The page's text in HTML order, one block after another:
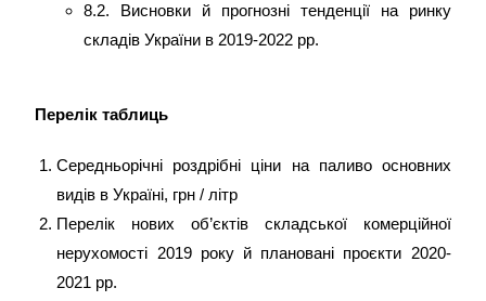
8.2. Висновки й прогнозні тенденції на ринку
складів України в 2019-2022 рр.
Перелік таблиць
Середньорічні роздрібні ціни на паливо основних
видів в Україні, грн / літр
Перелік нових об’єктів складської комерційної
нерухомості 2019 року й плановані проєкти 2020-
2021 рр.